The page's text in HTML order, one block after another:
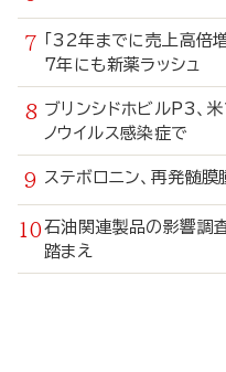
「32年までに売上高倍
7年にも新薬ラッシュ
ブリンシドホビルP3、
ノウイルス感染症で
ステボロニン、再発髄
石油関連製品の影響
踏まえ